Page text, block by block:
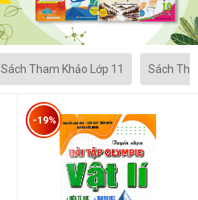
Sách Tham Khảo Lớp 11 Sách
-19%